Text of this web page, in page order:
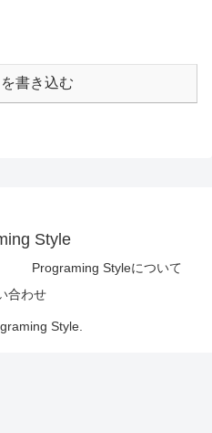
書き込む
Style
Programing Styleについて
合わせ
Style.